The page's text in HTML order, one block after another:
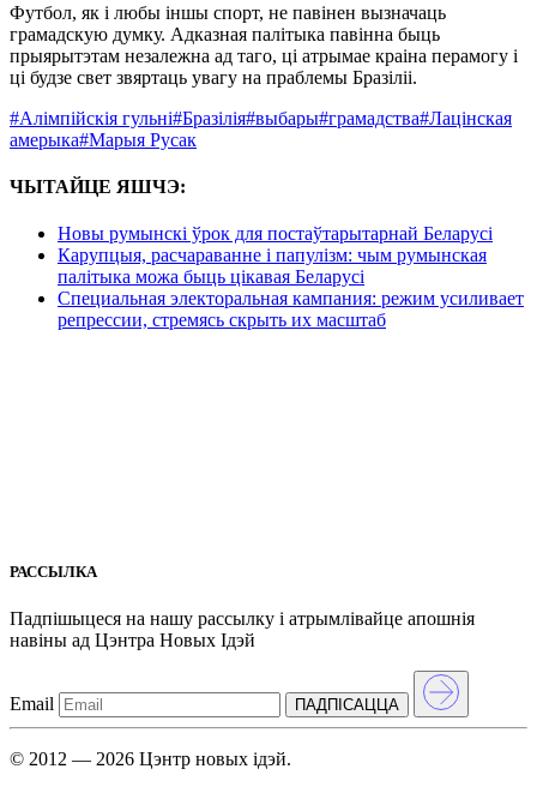
Футбол, як і любы іншы спорт, не павінен вызначаць
грамадскую думку. Адказная палітыка павінна быць
прыярытэтам незалежна ад таго, ці атрымае краіна перамогу і
ці будзе свет звяртаць увагу на праблемы Бразіліі.
#Алімпійскія гульні#Бразілія#выбары#грамадства#Лацінская
амерыка#Марыя Русак
ЧЫТАЙЦЕ ЯШЧЭ:
Новы румынскі ўрок для постаўтарытарнай Беларусі
Карупцыя, расчараванне і папулізм: чым румынская
палітыка можа быць цікавая Беларусі
Специальная электоральная кампания: режим усиливает
репрессии, стремясь скрыть их масштаб
РАССЫЛКА
Падпішыцеся на нашу рассылкy і атрымлівайце апошнія
навіны ад Цэнтра Новых Iдэй
Email ПАДПIСАЦЦА
© 2012 — 2026 Цэнтр новых ідэй.